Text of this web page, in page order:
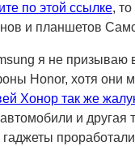
по этой ссылке,
и планшетов
я не призываю
Honor, хотя они
Хонор так же
и другая
гаджеты